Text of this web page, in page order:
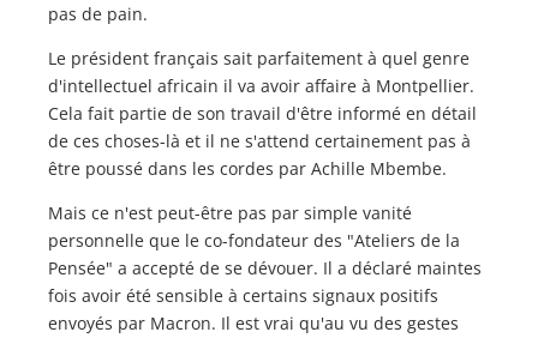
pas de pain.
Le président français sait parfaitement à quel genre
d'intellectuel africain il va avoir affaire à Montpellier.
Cela fait partie de son travail d'être informé en détail
de ces choses-là et il ne s'attend certainement pas à
être poussé dans les cordes par Achille Mbembe.
Mais ce n'est peut-être pas par simple vanité
personnelle que le co-fondateur des "Ateliers de la
Pensée" a accepté de se dévouer. Il a déclaré maintes
fois avoir été sensible à certains signaux positifs
envoyés par Macron. Il est vrai qu'au vu des gestes